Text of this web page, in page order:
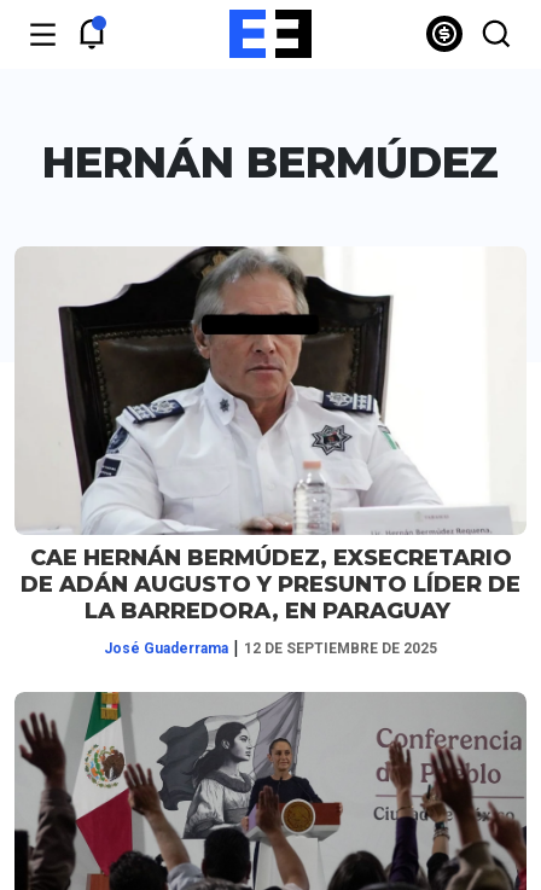
HERNÁN BERMÚDEZ
CAE HERNÁN BERMÚDEZ, EXSECRETARIO
DE ADÁN AUGUSTO Y PRESUNTO LÍDER DE
LA BARREDORA, EN PARAGUAY
José Guaderrama | 12 DE SEPTIEMBRE DE 2025